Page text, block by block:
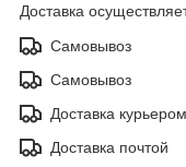
Доставка
Самовывоз
Самовывоз
Доставка курьером
Доставка почтой